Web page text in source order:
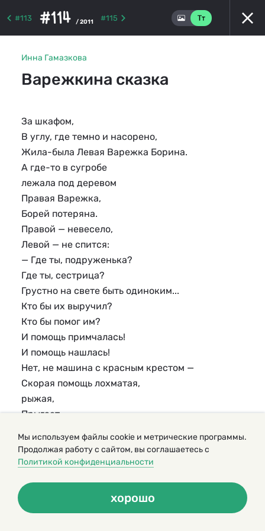
#113 #114 / 2011 #115
Инна Гамазкова
Варежкина сказка
За шкафом,
В углу, где темно и насорено,
Жила-была Левая Варежка Борина.
А где-то в сугробе
лежала под деревом
Правая Варежка,
Борей потеряна.
Правой — невесело,
Левой — не спится:
— Где ты, подруженька?
Где ты, сестрица?
Грустно на свете быть одиноким...
Кто бы их выручил?
Кто бы помог им?
И помощь примчалась!
И помощь нашлась!
Нет, не машина с красным крестом —
Скорая помощь лохматая,
рыжая,
Прыгает,
машет хвостом!
Быстро сугроб разгребает -
Бережно Варежку в зубы берёт.
Скорая к дому бежит во весь дух!
Мы используем файлы cookie и метрические программы.
Продолжая работу с сайтом, вы соглашаетесь с
Политикой конфиденциальности
хорошо